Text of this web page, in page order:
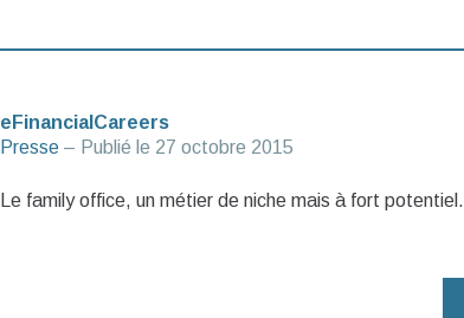
eFinancialCareers
Presse – Publié le 27 octobre 2015
Le family office, un métier de niche mais à fort potentiel.